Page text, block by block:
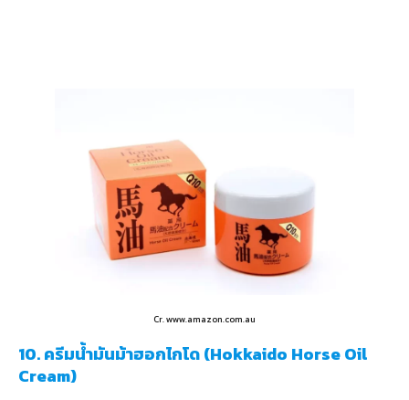
Cr. www.amazon.com.au
10. ครีมน้ำมันม้าฮอกไกโด (Hokkaido Horse Oil
Cream)